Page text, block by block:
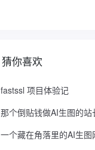
猜你喜欢
fastssl 项目体验记
那个倒贴钱做AI生图的站
一个藏在角落里的AI生图